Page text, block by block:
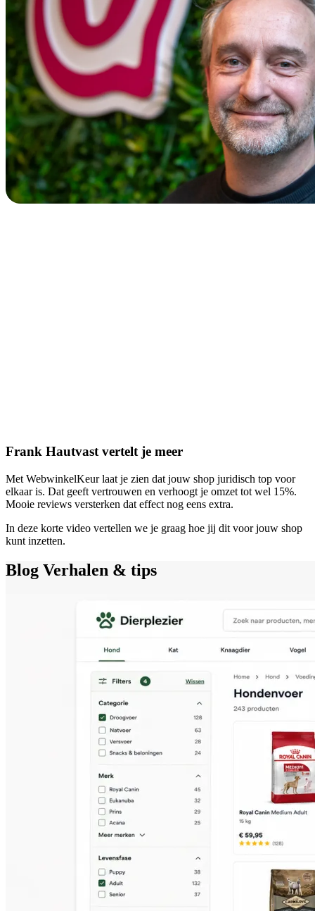
Frank Hautvast vertelt je meer
Met WebwinkelKeur laat je zien dat jouw shop juridisch top voor
elkaar is. Dat geeft vertrouwen en verhoogt je omzet tot wel 15%.
Mooie reviews versterken dat effect nog eens extra.
In deze korte video vertellen we je graag hoe jij dit voor jouw shop
kunt inzetten.
Blog Verhalen & tips